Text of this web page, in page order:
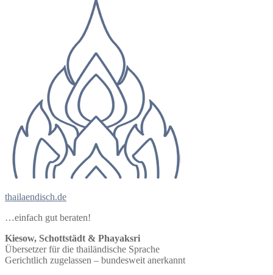
thailaendisch.de
…einfach gut beraten!
Kiesow, Schottstädt & Phayaksri
Übersetzer für die thailändische Sprache
Gerichtlich zugelassen – bundesweit anerkannt